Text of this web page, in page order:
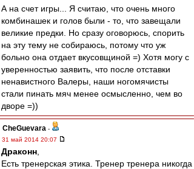
А на счет игры... Я считаю, что очень много
комбинашек и голов были - то, что завещали
великие предки. Но сразу оговорюсь, спорить
на эту тему не собираюсь, потому что уж
больно она отдает вкусовщиной =) Хотя могу с
уверенностью заявить, что после отставки
ненавистного Валеры, наши ногомячисты
стали пинать мяч менее осмысленно, чем во
дворе =))
CheGuevara -
31 май 2014 20:07
Драконн
Есть тренерская этика. Тренер тренера никогда